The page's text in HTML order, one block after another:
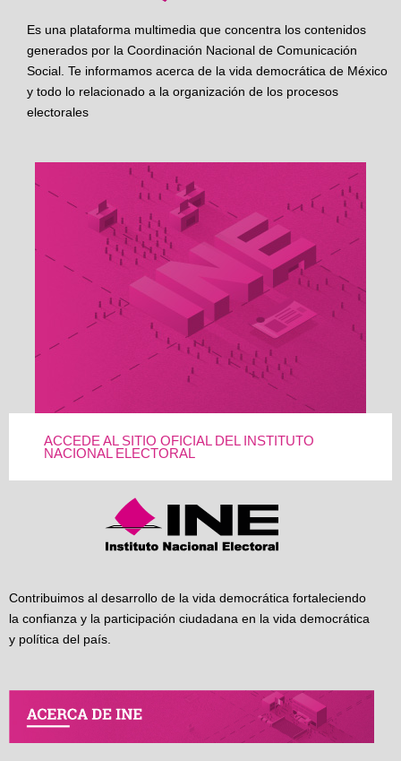
Es una plataforma multimedia que concentra los contenidos
generados por la Coordinación Nacional de Comunicación
Social. Te informamos acerca de la vida democrática de México
y todo lo relacionado a la organización de los procesos
electorales
ACCEDE AL SITIO OFICIAL DEL INSTITUTO
NACIONAL ELECTORAL
Contribuimos al desarrollo de la vida democrática fortaleciendo
la confianza y la participación ciudadana en la vida democrática
y política del país.